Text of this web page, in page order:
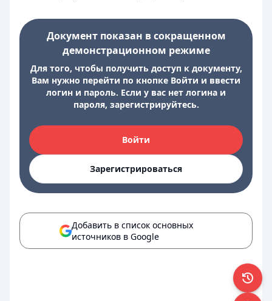
Документ показан в сокращенном
демонстрационном режиме
Для того, чтобы получить доступ к документу,
Вам нужно перейти по кнопке Войти и ввести
логин и пароль. Если у вас нет логина и
пароля, зарегистрируйтесь.
Войти
Зарегистрироваться
Добавить в список основных
источников в Google